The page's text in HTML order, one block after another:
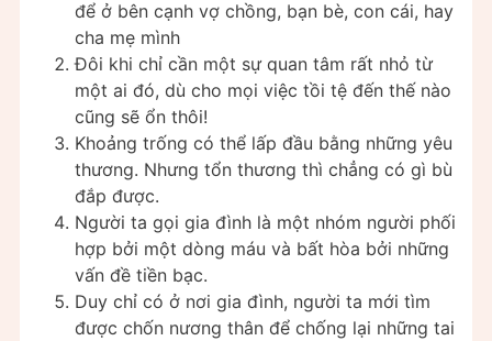
để ở bên cạnh vợ chồng, bạn bè, con cái, hay
cha mẹ mình
Đôi khi chỉ cần một sự quan tâm rất nhỏ từ
một ai đó, dù cho mọi việc tồi tệ đến thế nào
cũng sẽ ổn thôi!
Khoảng trống có thể lấp đầu bằng những yêu
thương. Nhưng tổn thương thì chẳng có gì bù
đắp được.
Người ta gọi gia đình là một nhóm người phối
hợp bởi một dòng máu và bất hòa bởi những
vấn đề tiền bạc.
Duy chỉ có ở nơi gia đình, người ta mới tìm
được chốn nương thân để chống lại những tai